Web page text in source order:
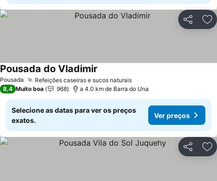
Partilhar
Pousada Refeições caseiras e sucos naturais
Pousada do Vladimir
8,4 Muito boa 968 a 4.0 km de Barra do Una
Selecione as datas para ver os preços
exatos.
Ver preços
Partilhar